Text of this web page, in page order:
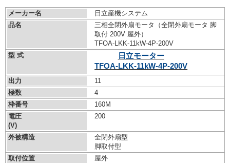
メーカー名
日立産機システム
品名
三相全閉外扇モータ（全閉外扇モータ 脚
取付 200V 屋外）
TFOA-LKK-11kW-4P-200V
型 式
日立モーター
TFOA-LKK-11kW-4P-200V
出力
11
極数
4
枠番号
160M
電圧
(V)
200
外被構造
全閉外扇型
脚取付型
取付位置
屋外